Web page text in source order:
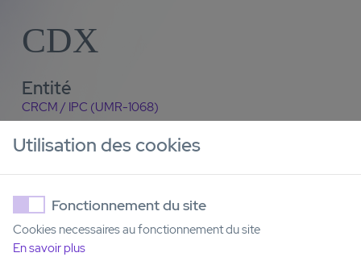
CDX
Entité
CRCM / IPC (UMR-1068)
Expertise
Exploitation des modèles - Modification (e.g. génétique)
Génération des modèles
Contact
Yves Collette
Utilisation des cookies
Fonctionnement du site
Cookies necessaires au fonctionnement du site
En savoir plus